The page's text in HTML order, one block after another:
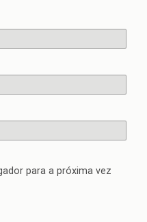
para a próxima vez